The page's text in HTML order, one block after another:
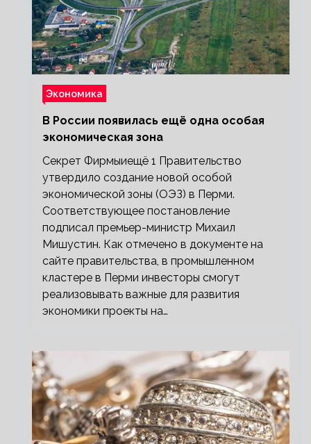
Экономика
В России появилась ещё одна особая
экономическая зона
Секрет Фирмыиещё 1 Правительство
утвердило создание новой особой
экономической зоны (ОЭЗ) в Перми.
Соответствующее постановление
подписал премьер-министр Михаил
Мишустин. Как отмечено в документе на
сайте правительства, в промышленном
кластере в Перми инвесторы смогут
реализовывать важные для развития
экономики проекты на…